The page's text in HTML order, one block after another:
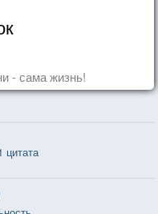
- сама жизнь!